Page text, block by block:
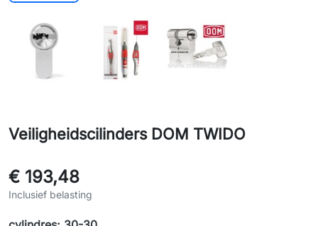
Veiligheidscilinders DOM TWIDO
€ 193,48
Inclusief belasting